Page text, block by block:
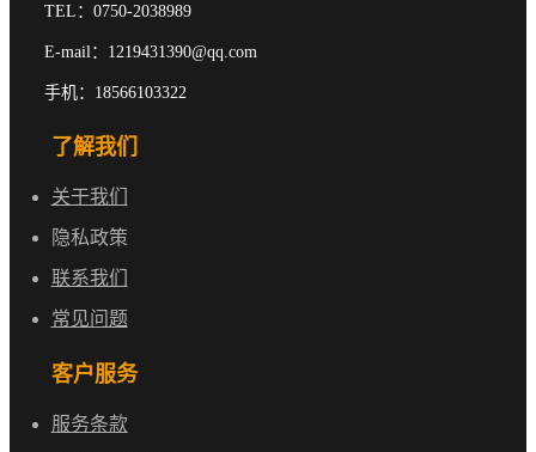
TEL：0750-2038989
E-mail：1219431390@qq.com
手机：18566103322
了解我们
关于我们
隐私政策
联系我们
常见问题
客户服务
服务条款